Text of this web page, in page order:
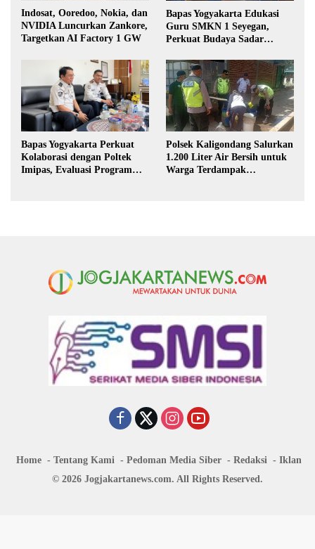
Indosat, Ooredoo, Nokia, dan
NVIDIA Luncurkan Zankore,
Targetkan AI Factory 1 GW
Bapas Yogyakarta Edukasi
Guru SMKN 1 Seyegan,
Perkuat Budaya Sadar
Bapas Yogyakarta Perkuat
Kolaborasi dengan Poltek
Imipas, Evaluasi Program
Polsek Kaligondang Salurkan
1.200 Liter Air Bersih untuk
Warga Terdampak
Home Tentang Kami Pedoman Media Siber Redaksi
Iklan
© 2026 Jogjakartanews.com. All Rights Reserved.